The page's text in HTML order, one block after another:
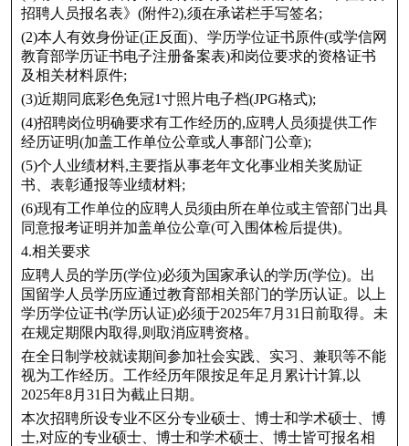
招聘人员报名表》(附件2),须在承诺栏手写签名;
(2)本人有效身份证(正反面)、学历学位证书原件(或学信网
教育部学历证书电子注册备案表)和岗位要求的资格证书
及相关材料原件;
(3)近期同底彩色免冠1寸照片电子档(JPG格式);
(4)招聘岗位明确要求有工作经历的,应聘人员须提供工作
经历证明(加盖工作单位公章或人事部门公章);
(5)个人业绩材料,主要指从事老年文化事业相关奖励证
书、表彰通报等业绩材料;
(6)现有工作单位的应聘人员须由所在单位或主管部门出具
同意报考证明并加盖单位公章(可入围体检后提供)。
4.相关要求
应聘人员的学历(学位)必须为国家承认的学历(学位)。出
国留学人员学历应通过教育部相关部门的学历认证。以上
学历学位证书(学历认证)必须于2025年7月31日前取得。未
在规定期限内取得,则取消应聘资格。
在全日制学校就读期间参加社会实践、实习、兼职等不能
视为工作经历。工作经历年限按足年足月累计计算,以
2025年8月31日为截止日期。
本次招聘所设专业不区分专业硕士、博士和学术硕士、博
士,对应的专业硕士、博士和学术硕士、博士皆可报名相